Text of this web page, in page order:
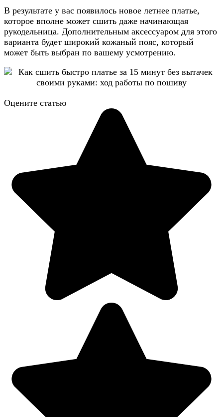
В результате у вас появилось новое летнее платье,
которое вполне может сшить даже начинающая
рукодельница. Дополнительным аксессуаром для этого
варианта будет широкий кожаный пояс, который
может быть выбран по вашему усмотрению.
Оцените статью